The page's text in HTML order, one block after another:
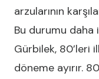
arzularının
Bu durumu daha
Gürbilek, 80’leri
döneme ayırır.